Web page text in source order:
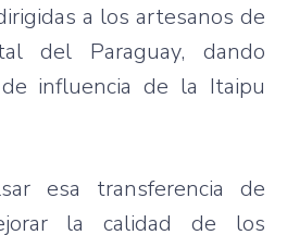
a los artesanos de
del Paraguay, dando
influencia de la Itaipu
esa transferencia de
la calidad de los